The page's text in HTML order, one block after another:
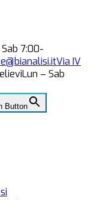
7:00-
Via IV
Lun – Sab
Button